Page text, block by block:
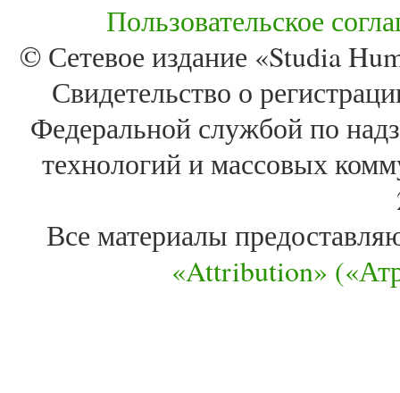
Пользовательское
© Сетевое издание «Studia
Свидетельство о
Федеральной службой по
технологий и массовых
Все материалы
«Attribution»